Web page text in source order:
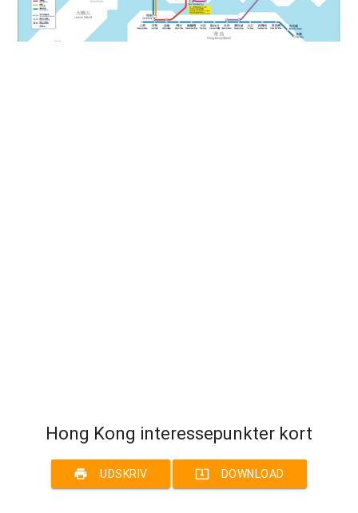
Hong Kong interessepunkter kort
print UDSKRIV system_update_alt DOWNLOAD